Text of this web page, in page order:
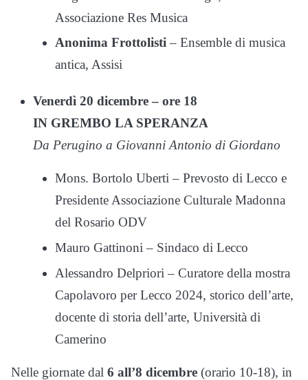
Associazione Res Musica
Anonima Frottolisti– Ensemble di musica
antica, Assisi
Venerdì 20 dicembre – ore 18
IN GREMBO LA SPERANZA
Da Perugino a Giovanni Antonio di Giordano
Mons. Bortolo Uberti – Prevosto di Lecco e
Presidente Associazione Culturale Madonna
del Rosario ODV
Mauro Gattinoni – Sindaco di Lecco
Alessandro Delpriori – Curatore della mostra
Capolavoro per Lecco 2024, storico dell’arte,
docente di storia dell’arte, Università di
Camerino
Nelle giornate dal 6 all’8 dicembre (orario 10-18), in